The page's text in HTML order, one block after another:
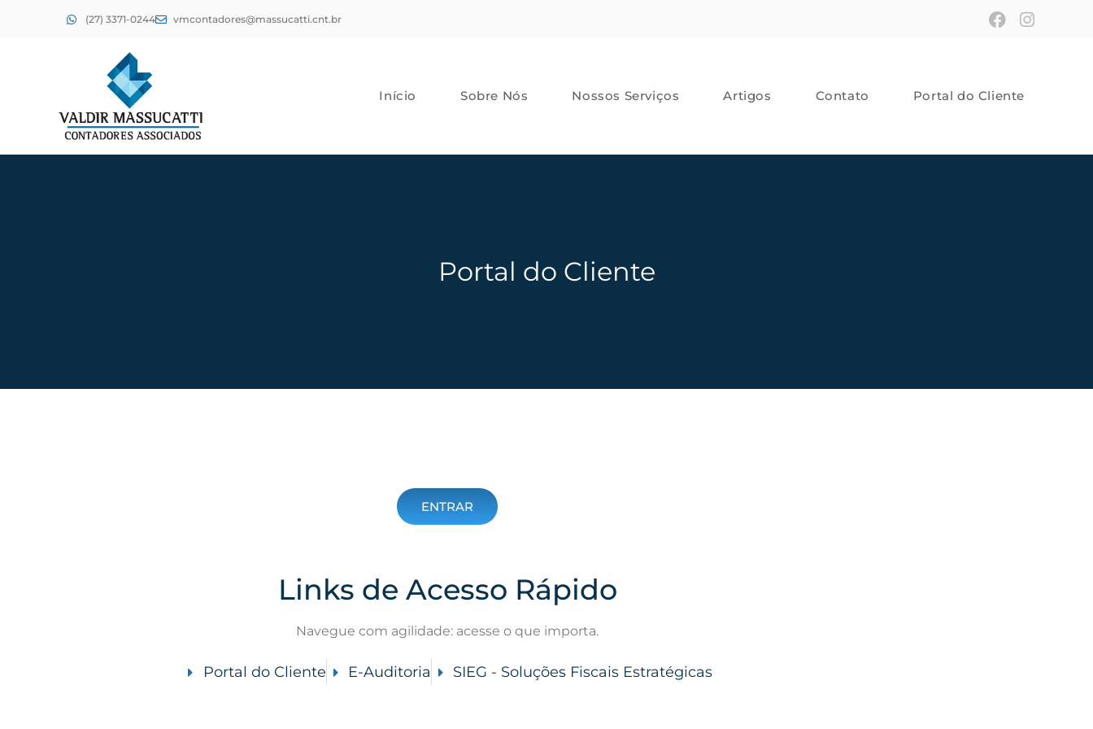
(27) 3371-0244 vmcontadores@massucatti.cnt.br
Início Sobre Nós Nossos Serviços Artigos Contato Portal do Cliente
Portal do Cliente
ENTRAR
Links de Acesso Rápido
Navegue com agilidade: acesse o que importa.
Portal do Cliente E-Auditoria SIEG - Soluções Fiscais Estratégicas